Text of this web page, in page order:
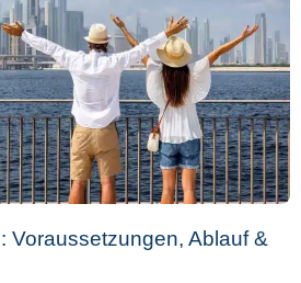
Voraussetzungen, Ablauf &